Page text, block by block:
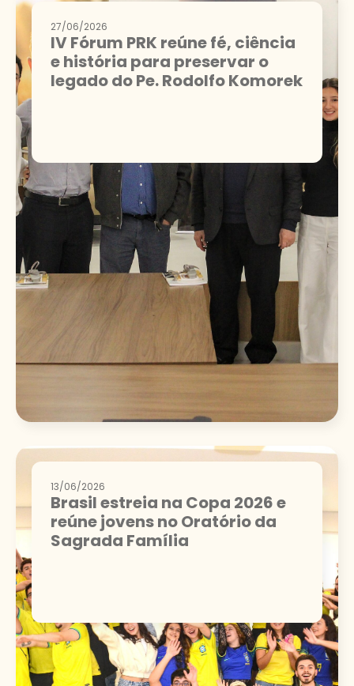
27/06/2026
IV Fórum PRK reúne fé, ciência
e história para preservar o
legado do Pe. Rodolfo Komorek
13/06/2026
Brasil estreia na Copa 2026 e
reúne jovens no Oratório da
Sagrada Família